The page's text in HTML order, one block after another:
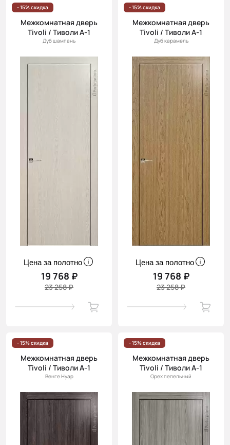
- 15% скидка
Межкомнатная дверь
Tivoli / Тиволи А-1
Дуб шампань
Цена за полотно
19 768 ₽
23 258 ₽
- 15% скидка
Межкомнатная дверь
Tivoli / Тиволи А-1
Дуб карамель
Цена за полотно
19 768 ₽
23 258 ₽
- 15% скидка
Межкомнатная дверь
Tivoli / Тиволи А-1
Венге Нуар
- 15% скидка
Межкомнатная дверь
Tivoli / Тиволи А-1
Орех пепельный